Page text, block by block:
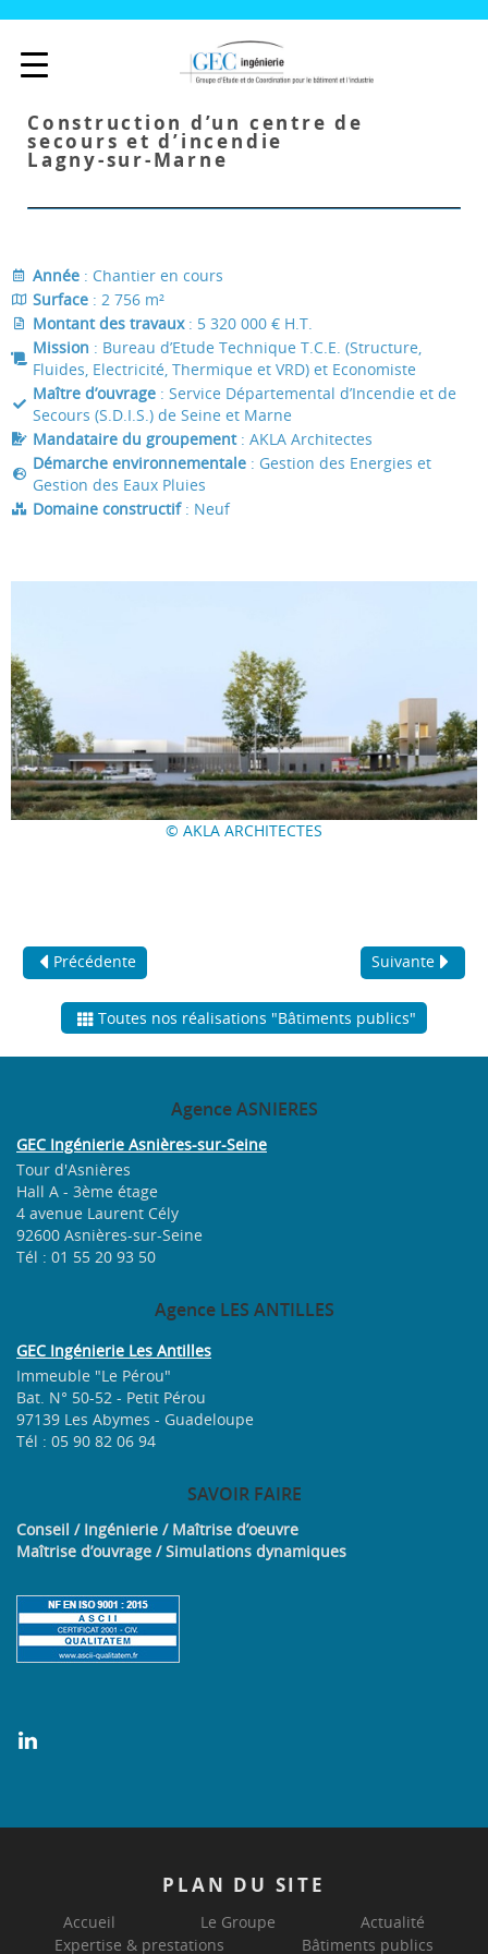
Construction d’un centre de
secours et d’incendie
Lagny-sur-Marne
Année : Chantier en cours
Surface : 2 756 m²
Montant des travaux : 5 320 000 € H.T.
Mission : Bureau d’Etude Technique T.C.E. (Structure,
Fluides, Electricité, Thermique et VRD) et Economiste
Maître d’ouvrage : Service Départemental d’Incendie et de
Secours (S.D.I.S.) de Seine et Marne
Mandataire du groupement : AKLA Architectes
Démarche environnementale : Gestion des Energies et
Gestion des Eaux Pluies
Domaine constructif : Neuf
© AKLA ARCHITECTES
Précédente
Toutes nos réalisations "Bâtiments publics"
Suivante
AgenceASNIERES
GEC Ingénierie Asnières-sur-Seine
Tour d'Asnières
Hall A - 3ème étage
4 avenue Laurent Cély
92600 Asnières-sur-Seine
Tél : 01 55 20 93 50
AgenceLES ANTILLES
GEC Ingénierie Les Antilles
Immeuble "Le Pérou"
Bat. N° 50-52 - Petit Pérou
97139 Les Abymes - Guadeloupe
Tél : 05 90 82 06 94
SAVOIRFAIRE
Conseil / Ingénierie / Maîtrise d’oeuvre
Maîtrise d’ouvrage / Simulations dynamiques
PLAN DU SITE
Accueil Le Groupe
Actualité
Expertise & prestations
Bâtiments publics